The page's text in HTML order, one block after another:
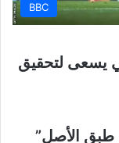
BBC
يسعى لتحقيق
الأصل”